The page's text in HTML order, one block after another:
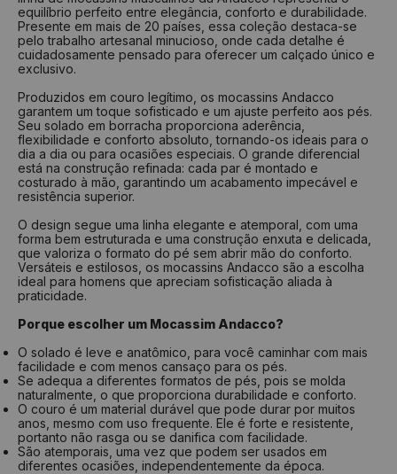
equilíbrio perfeito entre elegância, conforto e durabilidade.
Presente em mais de 20 países, essa coleção destaca-se
pelo trabalho artesanal minucioso, onde cada detalhe é
cuidadosamente pensado para oferecer um calçado único e
exclusivo.
Produzidos em couro legítimo, os mocassins Andacco
garantem um toque sofisticado e um ajuste perfeito aos pés.
Seu solado em borracha proporciona aderência,
flexibilidade e conforto absoluto, tornando-os ideais para o
dia a dia ou para ocasiões especiais. O grande diferencial
está na construção refinada: cada par é montado e
costurado à mão, garantindo um acabamento impecável e
resistência superior.
O design segue uma linha elegante e atemporal, com uma
forma bem estruturada e uma construção enxuta e delicada,
que valoriza o formato do pé sem abrir mão do conforto.
Versáteis e estilosos, os mocassins Andacco são a escolha
ideal para homens que apreciam sofisticação aliada à
praticidade.
Porque escolher um Mocassim Andacco?
O solado é leve e anatômico, para você caminhar com mais
facilidade e com menos cansaço para os pés.
Se adequa a diferentes formatos de pés, pois se molda
naturalmente, o que proporciona durabilidade e conforto.
O couro é um material durável que pode durar por muitos
anos, mesmo com uso frequente. Ele é forte e resistente,
portanto não rasga ou se danifica com facilidade.
São atemporais, uma vez que podem ser usados em
diferentes ocasiões, independentemente da época.